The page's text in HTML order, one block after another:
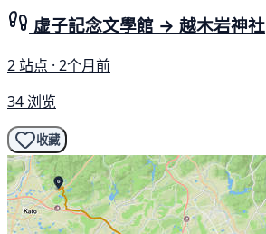
虚子記念文學館 → 越木岩神社
2 站点 · 2个月前
34 浏览
收藏